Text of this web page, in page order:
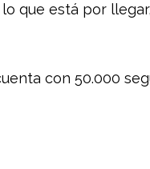
que está por
con 50.000